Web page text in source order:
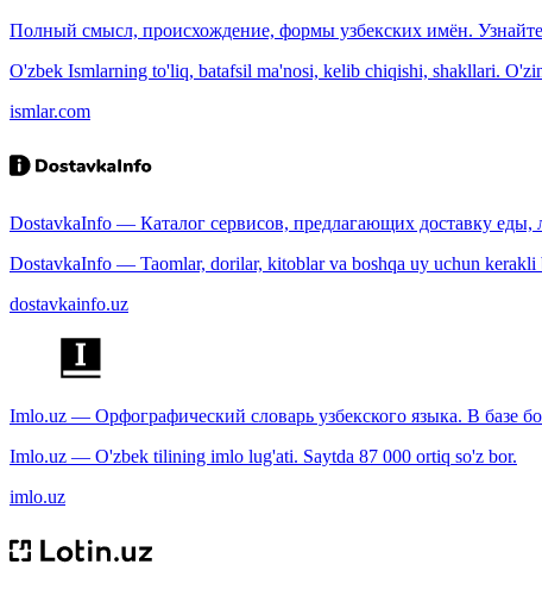
Полный смысл, происхождение, формы узбекских имён.
O'zbek Ismlarning to'liq, batafsil ma'nosi, kelib chiqishi, shakllari.
ismlar.com
DostavkaInfo — Каталог сервисов, предлагающих доставку еды,
DostavkaInfo — Taomlar, dorilar, kitoblar va boshqa uy uchun kerakli
dostavkainfo.uz
Imlo.uz — Орфографический словарь узбекского языка. В базе
Imlo.uz — O'zbek tilining imlo lug'ati. Saytda 87 000 ortiq so'z bor.
imlo.uz